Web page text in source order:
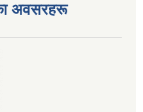
अवसरहरू